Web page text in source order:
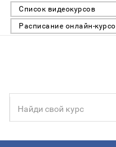
Список видеокурсов
Расписание онлайн-